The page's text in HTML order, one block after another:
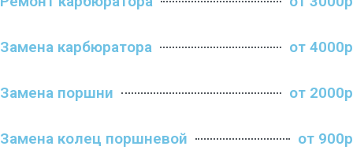
Замена карбюратора от 4000р
Замена поршни от 2000р
Замена колец поршневой от 900р